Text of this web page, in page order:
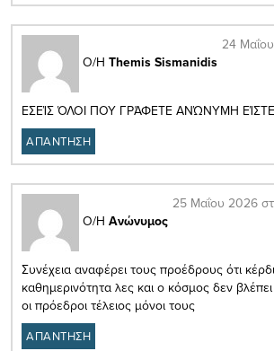
Ο/Η Themis Sismanidis
24
ΕΣΕΊΣ ΌΛΟΙ ΠΟΥ ΓΡΆΦΕΤΕ ΑΝΏΝΥΜΗ ΕΊΣΤΕ
ΑΠΑΝΤΗΣΗ
Ο/Η Ανώνυμος
25 Μαΐου 2026
Συνέχεια αναφέρει τους προέδρους ότι
καθημερινότητα λες και ο κόσμος δεν
οι πρόεδροι τέλειος μόνοι τους
ΑΠΑΝΤΗΣΗ